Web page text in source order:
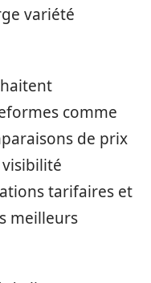
variété
comme
de prix
tarifaires et
meilleurs